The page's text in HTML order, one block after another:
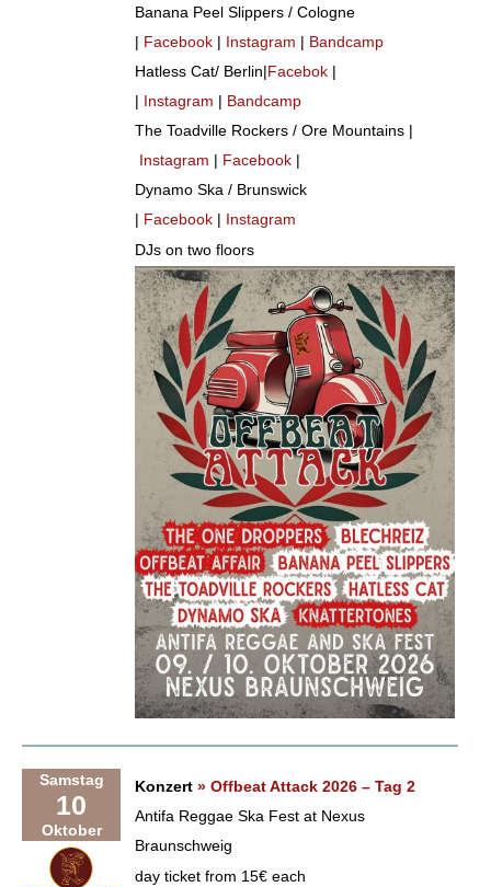
Banana Peel Slippers / Cologne
| Facebook | Instagram | Bandcamp
Hatless Cat/ Berlin|Facebok |
| Instagram | Bandcamp
The Toadville Rockers / Ore Mountains |
Instagram | Facebook |
Dynamo Ska / Brunswick
| Facebook | Instagram
DJs on two floors
Samstag
10
Oktober
Konzert » Offbeat Attack 2026 – Tag 2
Antifa Reggae Ska Fest at Nexus
Braunschweig
day ticket from 15€ each